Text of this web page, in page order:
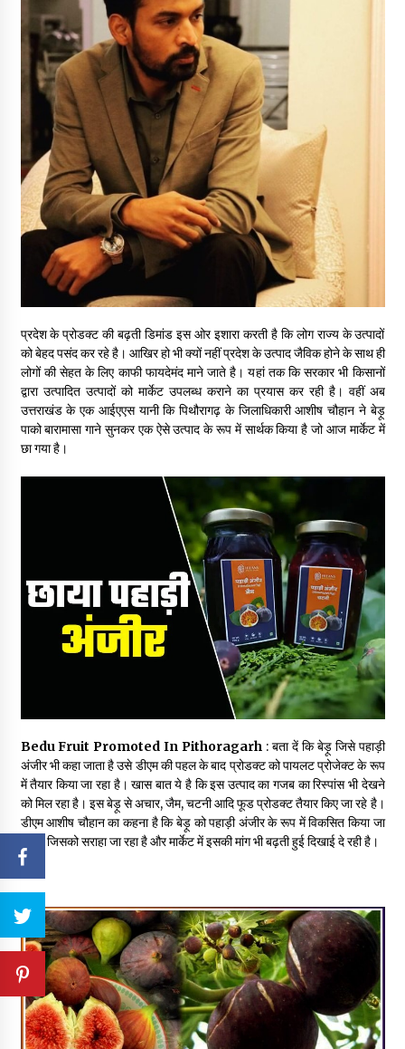
प्रदेश के प्रोडक्ट की बढ़ती डिमांड इस ओर इशारा करती है कि लोग राज्य के उत्पादों
को बेहद पसंद कर रहे है। आखिर हो भी क्यों नहीं प्रदेश के उत्पाद जैविक होने के साथ ही
लोगों की सेहत के लिए काफी फायदेमंद माने जाते है। यहां तक कि सरकार भी किसानों
द्वारा उत्पादित उत्पादों को मार्केट उपलब्ध कराने का प्रयास कर रही है। वहीं अब
उत्तराखंड के एक आईएएस यानी कि पिथौरागढ़ के जिलाधिकारी आशीष चौहान ने बेड़ू
पाको बारामासा गाने सुनकर एक ऐसे उत्पाद के रूप में सार्थक किया है जो आज मार्केट में
छा गया है।
Bedu Fruit Promoted In Pithoragarh : बता दें कि बेड़ू जिसे पहाड़ी
अंजीर भी कहा जाता है उसे डीएम की पहल के बाद प्रोडक्ट को पायलट प्रोजेक्ट के रूप
में तैयार किया जा रहा है। खास बात ये है कि इस उत्पाद का गजब का रिस्पांस भी देखने
को मिल रहा है। इस बेड़ू से अचार, जैम, चटनी आदि फूड प्रोडक्ट तैयार किए जा रहे है।
डीएम आशीष चौहान का कहना है कि बेड़ू को पहाड़ी अंजीर के रूप में विकसित किया जा
रहा है जिसको सराहा जा रहा है और मार्केट में इसकी मांग भी बढ़ती हुई दिखाई दे रही है।